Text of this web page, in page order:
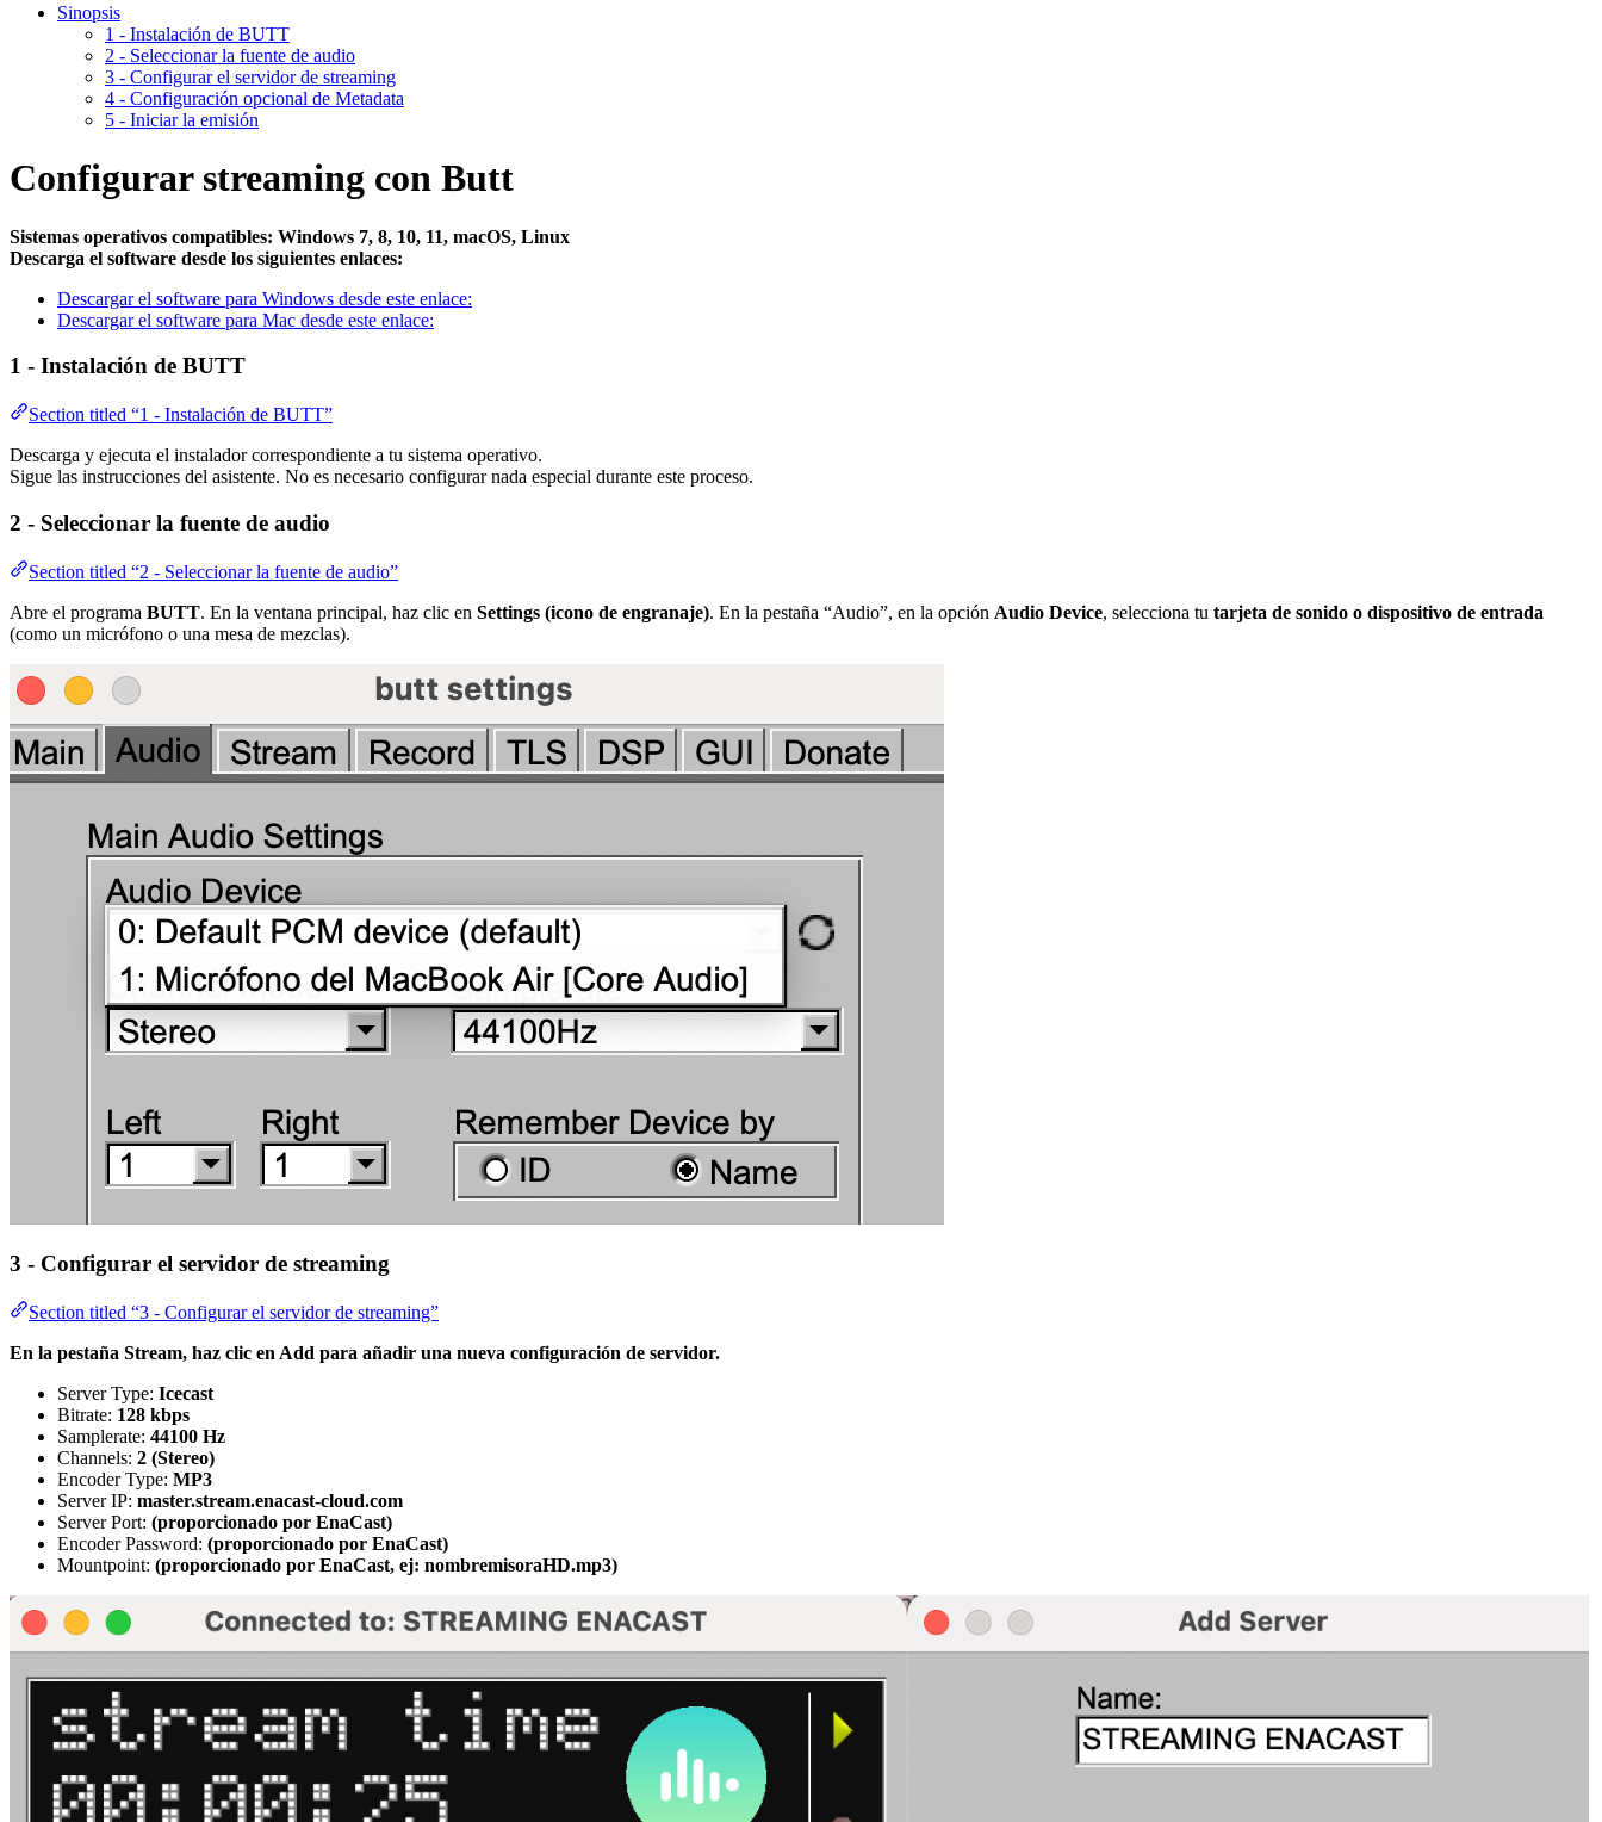
Sinopsis
1 - Instalación de BUTT
2 - Seleccionar la fuente de audio
3 - Configurar el servidor de streaming
4 - Configuración opcional de Metadata
5 - Iniciar la emisión
Configurar streaming con Butt
Sistemas operativos compatibles: Windows 7, 8, 10, 11, macOS, Linux
Descarga el software desde los siguientes enlaces:
Descargar el software para Windows desde este enlace:
Descargar el software para Mac desde este enlace:
1 - Instalación de BUTT
Section titled “1 - Instalación de BUTT”
Descarga y ejecuta el instalador correspondiente a tu sistema operativo.
Sigue las instrucciones del asistente. No es necesario configurar nada especial durante este proceso.
2 - Seleccionar la fuente de audio
Section titled “2 - Seleccionar la fuente de audio”
Abre el programa BUTT. En la ventana principal, haz clic en Settings (icono de engranaje). En la pestaña “Audio”, en la opción Audio Device, selecciona tu tarjeta de sonido o dispositivo de entrada
(como un micrófono o una mesa de mezclas).
3 - Configurar el servidor de streaming
Section titled “3 - Configurar el servidor de streaming”
En la pestaña Stream, haz clic en Add para añadir una nueva configuración de servidor.
Server Type: Icecast
Bitrate: 128 kbps
Samplerate: 44100 Hz
Channels: 2 (Stereo)
Encoder Type: MP3
Server IP: master.stream.enacast-cloud.com
Server Port: (proporcionado por EnaCast)
Encoder Password: (proporcionado por EnaCast)
Mountpoint: (proporcionado por EnaCast, ej: nombremisoraHD.mp3)